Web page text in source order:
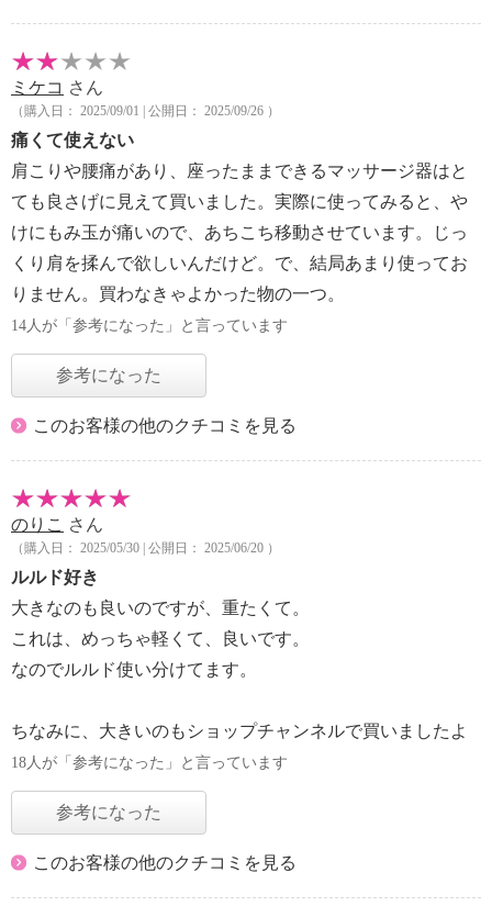
ミケコ さん
（購入日： 2025/09/01 | 公開日： 2025/09/26 ）
痛くて使えない
肩こりや腰痛があり、座ったままできるマッサージ器はと
ても良さげに見えて買いました。実際に使ってみると、や
けにもみ玉が痛いので、あちこち移動させています。じっ
くり肩を揉んで欲しいんだけど。で、結局あまり使ってお
りません。買わなきゃよかった物の一つ。
14人が「参考になった」と言っています
参考になった
このお客様の他のクチコミを見る
のりこ さん
（購入日： 2025/05/30 | 公開日： 2025/06/20 ）
ルルド好き
大きなのも良いのですが、重たくて。
これは、めっちゃ軽くて、良いです。
なのでルルド使い分けてます。
ちなみに、大きいのもショップチャンネルで買いましたよ
18人が「参考になった」と言っています
参考になった
このお客様の他のクチコミを見る